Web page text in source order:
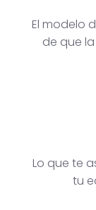
El modelo
de que
Lo que te
tu